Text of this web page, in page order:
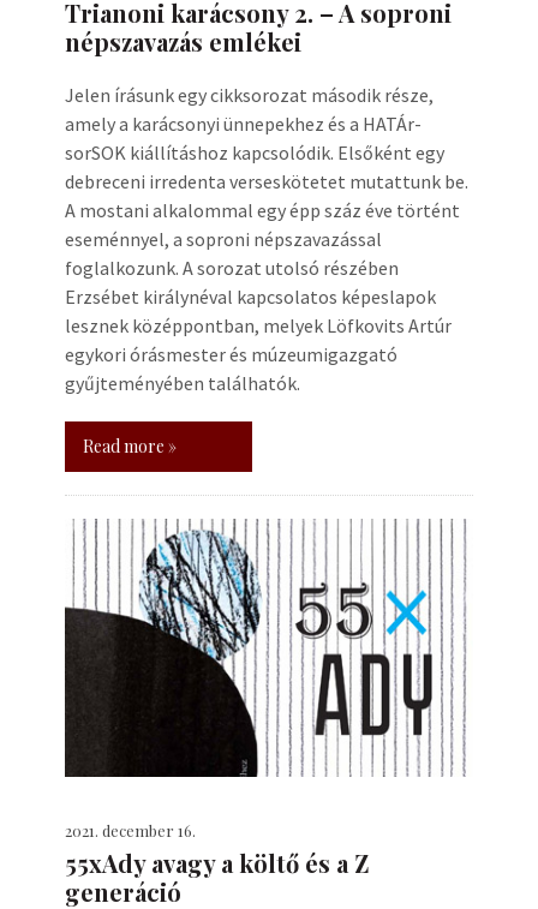
Trianoni karácsony 2. – A soproni
népszavazás emlékei
Jelen írásunk egy cikksorozat második része,
amely a karácsonyi ünnepekhez és a HATÁr-
sorSOK kiállításhoz kapcsolódik. Elsőként egy
debreceni irredenta verseskötetet mutattunk be.
A mostani alkalommal egy épp száz éve történt
eseménnyel, a soproni népszavazással
foglalkozunk. A sorozat utolsó részében
Erzsébet királynéval kapcsolatos képeslapok
lesznek középpontban, melyek Löfkovits Artúr
egykori órásmester és múzeumigazgató
gyűjteményében találhatók.
Read more »
2021. december 16.
55xAdy avagy a költő és a Z
generáció